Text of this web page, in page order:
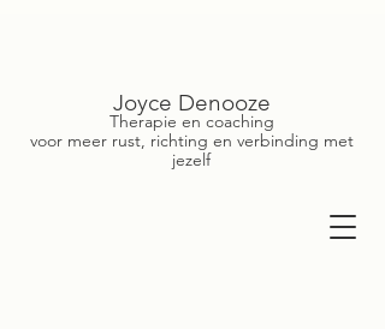
Joyce Denooze
Therapie en coaching
voor meer rust, richting en verbinding met
jezelf